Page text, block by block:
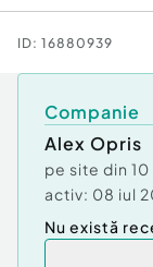
Holuri de
~37 mp)
6 incaperi
(intre ~15 si
Depozit
Stare
ID: 16880939
Companie
Alex Opris
pe site din 10
activ: 08 iul
Nu există